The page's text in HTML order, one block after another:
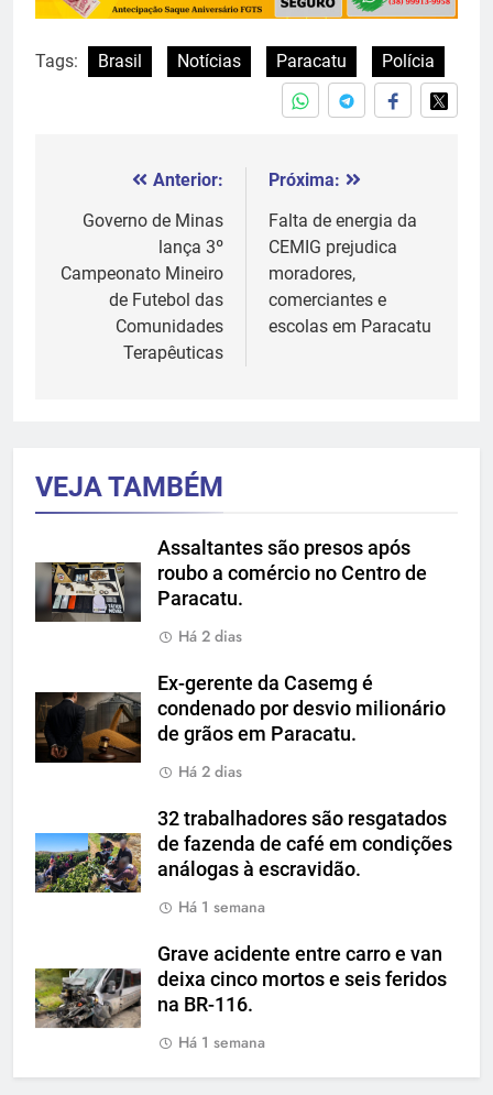
Tags: Brasil Notícias Paracatu Polícia
Navegação
de
Post
Anterior:
Governo de Minas
lança 3º
Campeonato Mineiro
de Futebol das
Comunidades
Terapêuticas
Próxima:
Falta de energia da
CEMIG prejudica
moradores,
comerciantes e
escolas em Paracatu
VEJA TAMBÉM
Assaltantes são presos após
roubo a comércio no Centro de
Paracatu.
Há 2 dias
Ex-gerente da Casemg é
condenado por desvio milionário
de grãos em Paracatu.
Há 2 dias
32 trabalhadores são resgatados
de fazenda de café em condições
análogas à escravidão.
Há 1 semana
Grave acidente entre carro e van
deixa cinco mortos e seis feridos
na BR-116.
Há 1 semana